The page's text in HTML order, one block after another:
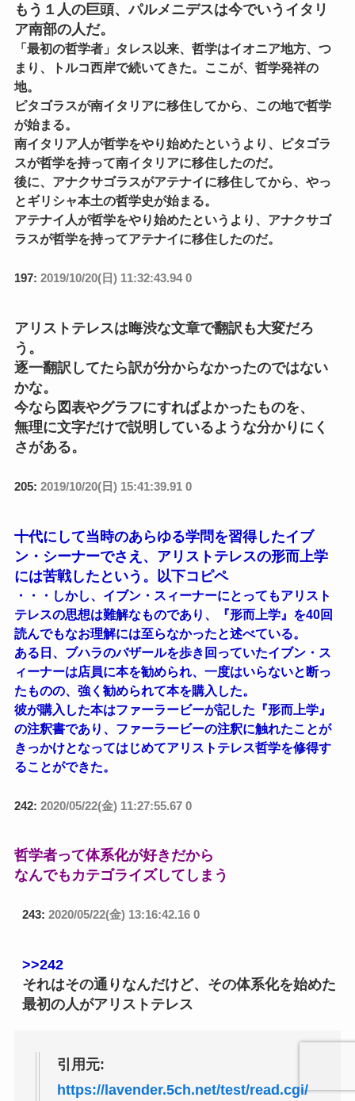
もう１人の巨頭、パルメニデスは今でいうイタリ
ア南部の人だ。
「最初の哲学者」タレス以来、哲学はイオニア地方、つ
まり、トルコ西岸で続いてきた。ここが、哲学発祥の
地。
ピタゴラスが南イタリアに移住してから、この地で哲学
が始まる。
南イタリア人が哲学をやり始めたというより、ピタゴラ
スが哲学を持って南イタリアに移住したのだ。
後に、アナクサゴラスがアテナイに移住してから、やっ
とギリシャ本土の哲学史が始まる。
アテナイ人が哲学をやり始めたというより、アナクサゴ
ラスが哲学を持ってアテナイに移住したのだ。
197: 2019/10/20(日) 11:32:43.94 0
アリストテレスは晦渋な文章で翻訳も大変だろ
う。
逐一翻訳してたら訳が分からなかったのではない
かな。
今なら図表やグラフにすればよかったものを、
無理に文字だけで説明しているような分かりにく
さがある。
205: 2019/10/20(日) 15:41:39.91 0
十代にして当時のあらゆる学問を習得したイブ
ン・シーナーでさえ、アリストテレスの形而上学
には苦戦したという。以下コピペ
・・・しかし、イブン・スィーナーにとってもアリスト
テレスの思想は難解なものであり、『形而上学』を40回
読んでもなお理解には至らなかったと述べている。
ある日、ブハラのバザールを歩き回っていたイブン・ス
ィーナーは店員に本を勧められ、一度はいらないと断っ
たものの、強く勧められて本を購入した。
彼が購入した本はファーラービーが記した『形而上学』
の注釈書であり、ファーラービーの注釈に触れたことが
きっかけとなってはじめてアリストテレス哲学を修得す
ることができた。
242: 2020/05/22(金) 11:27:55.67 0
哲学者って体系化が好きだから
なんでもカテゴライズしてしまう
243: 2020/05/22(金) 13:16:42.16 0
>>242
それはその通りなんだけど、その体系化を始めた
最初の人がアリストテレス
引用元:
https://lavender.5ch.net/test/read.cgi/